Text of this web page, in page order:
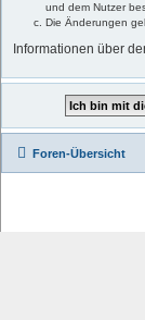
und dem Nutzer
Die Änderungen
Informationen über
Foren-Übersicht